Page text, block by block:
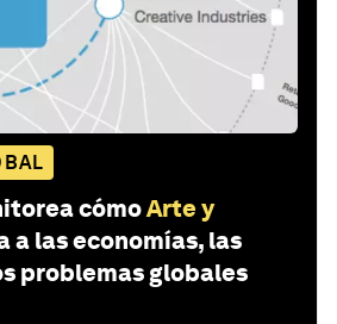
cómoArte y
a las economías, las
problemas globales